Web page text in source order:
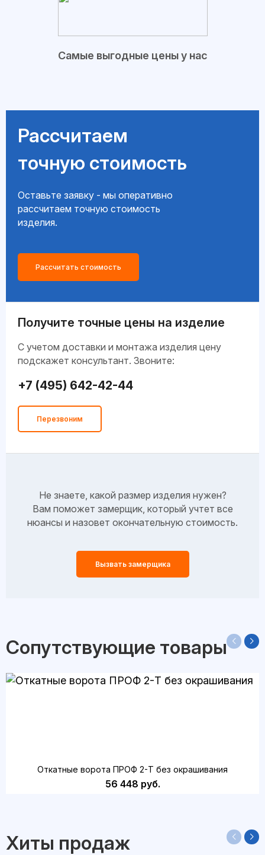
Самые выгодные цены у нас
Рассчитаем
точную стоимость
Оставьте заявку - мы оперативно
рассчитаем точную стоимость
изделия.
Рассчитать стоимость
Получите точные цены на изделие
C учетом доставки и монтажа изделия цену
подскажет консультант. Звоните:
+7 (495) 642-42-44
Перезвоним
Не знаете, какой размер изделия нужен?
Вам поможет замерщик, который учтет все
нюансы и назовет окончательную стоимость.
Вызвать замерщика
Сопутствующие товары
Откатные ворота ПРОФ 2-Т без окрашивания
56 448 руб.
Хиты продаж